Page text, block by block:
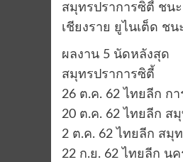
สมุทรปราการซิตี้ ชน
เชียงราย ยูไนเต็ด ช
ผลงาน 5 นัดหลังสุด
สมุทรปราการซิตี้
26 ต.ค. 62 ไทยลีก ก
20 ต.ค. 62 ไทยลีก ส
2 ต.ค. 62 ไทยลีก สมุ
22 ก.ย. 62 ไทยลีก น